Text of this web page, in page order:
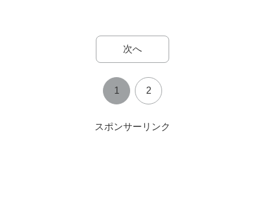
次へ
1 2
スポンサーリンク